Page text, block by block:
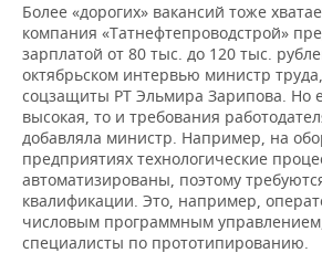
Более «дорогих» вакансий тоже
компания «Татнефтепроводстрой»
зарплатой от 80 тыс. до 120 тыс.
октябрьском интервью министр
соцзащиты РТ Эльмира Зарипова. Но
высокая, то и требования
добавляла министр. Например, на
предприятиях технологические
автоматизированы, поэтому
квалификации. Это, например,
числовым программным
специалисты по прототипированию.